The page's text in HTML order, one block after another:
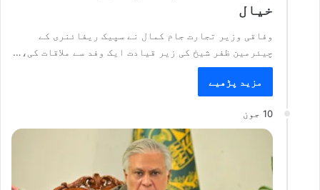
خیال
وفاقی وزیر تجارت جام کمال نے سپیک ریفائنری کے
چیئرمین ظفر شیخ کی زیر قیادت ایک وفد سے ملاقات کی،…
مزید پڑھیے
10 جون